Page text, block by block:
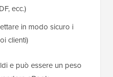
ecc.)
in modo sicuro i
clienti)
e può essere un peso